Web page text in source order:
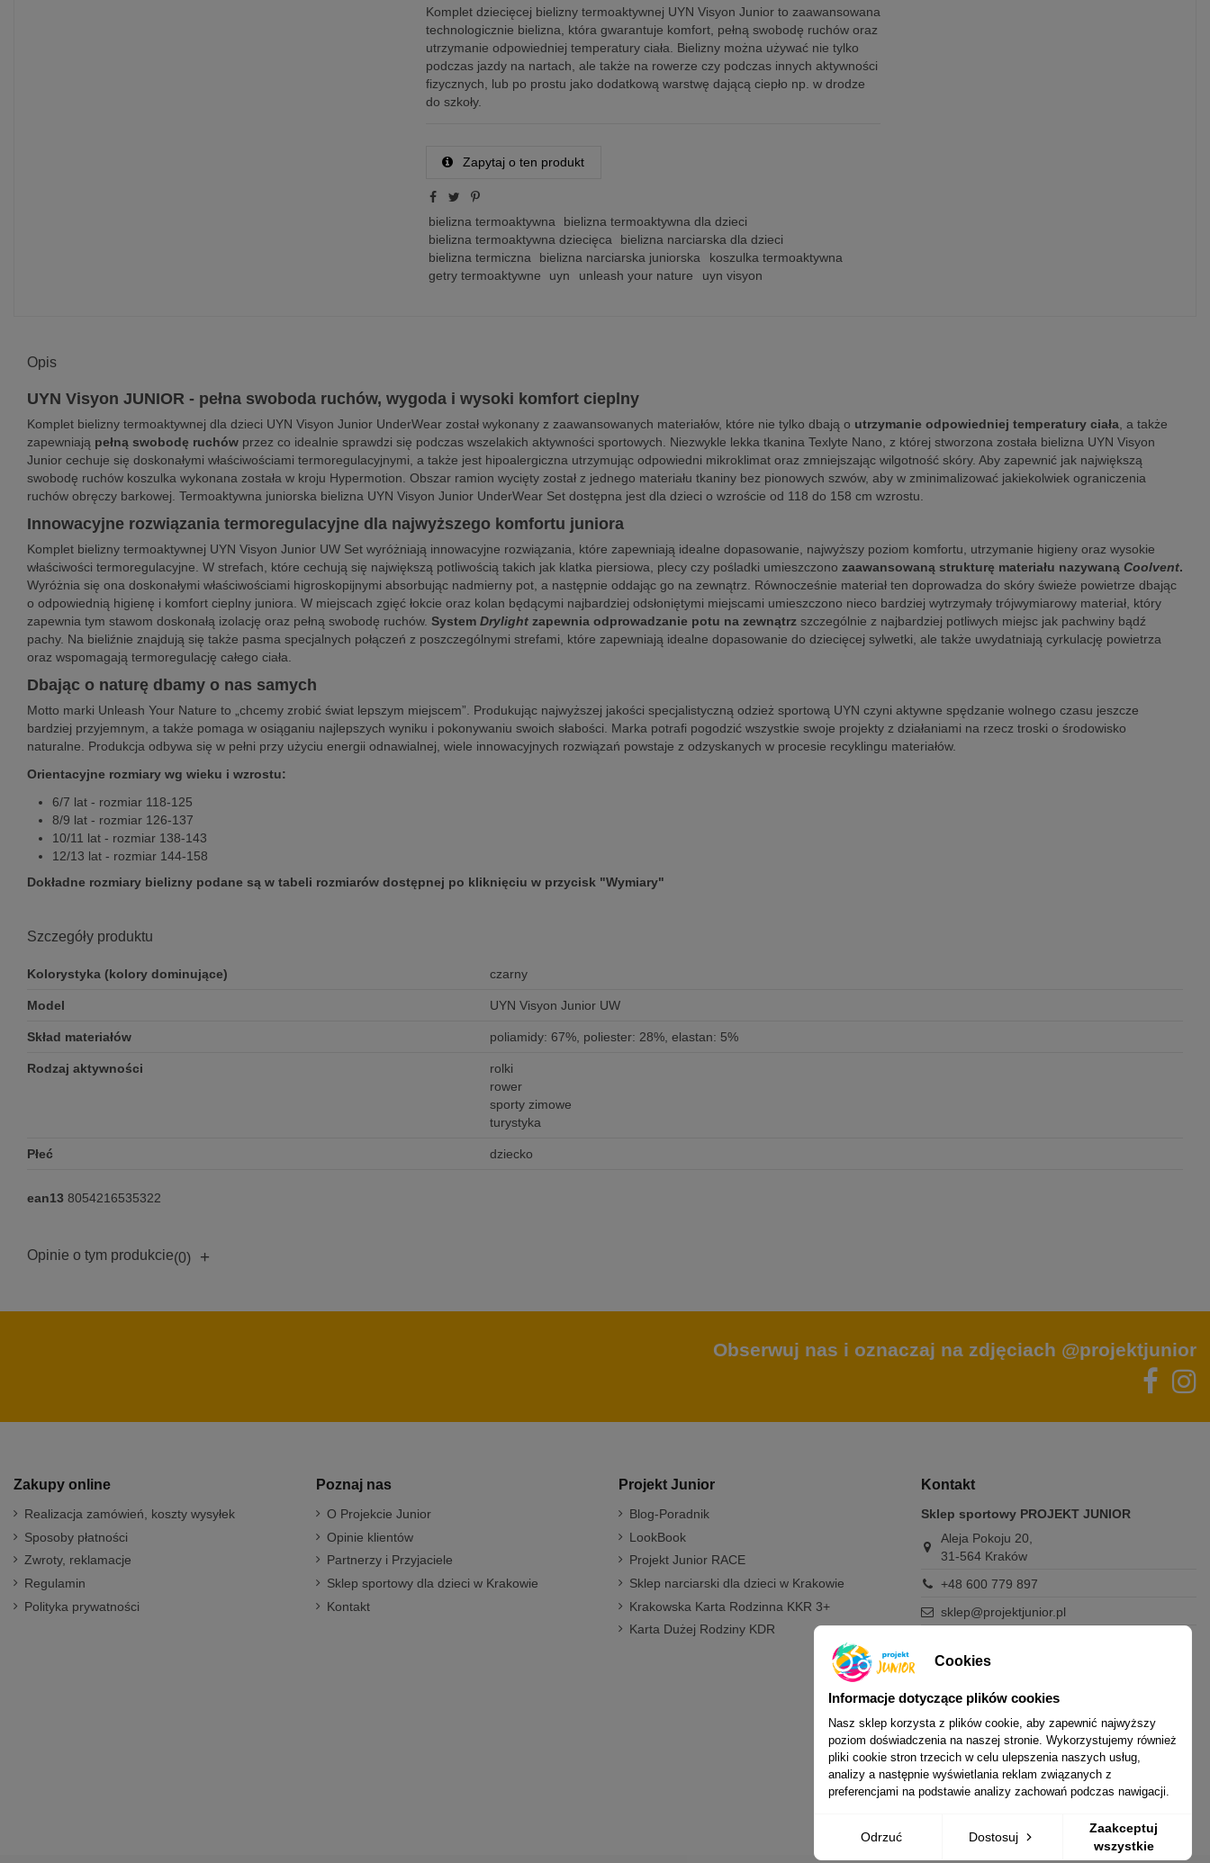
Komplet dziecięcej bielizny termoaktywnej UYN Visyon Junior to zaawansowana
technologicznie bielizna, która gwarantuje komfort, pełną swobodę ruchów oraz
utrzymanie odpowiedniej temperatury ciała. Bielizny można używać nie tylko
podczas jazdy na nartach, ale także na rowerze czy podczas innych aktywności
fizycznych, lub po prostu jako dodatkową warstwę dającą ciepło np. w drodze
do szkoły.
Zapytaj o ten produkt
bielizna termoaktywna
bielizna termoaktywna dla dzieci
bielizna termoaktywna dziecięca
bielizna narciarska dla dzieci
bielizna termiczna
bielizna narciarska juniorska
koszulka termoaktywna
getry termoaktywne
uyn unleash your nature uyn visyon
Opis
UYN Visyon JUNIOR - pełna swoboda ruchów, wygoda i wysoki komfort cieplny
Komplet bielizny termoaktywnej dla dzieci UYN Visyon Junior UnderWear został wykonany z zaawansowanych materiałów, które nie tylko dbają o utrzymanie odpowiedniej temperatury ciała , a także
zapewniają pełną swobodę ruchów przez co idealnie sprawdzi się podczas wszelakich aktywności sportowych. Niezwykle lekka tkanina Texlyte Nano, z której stworzona została bielizna UYN Visyon
Junior cechuje się doskonałymi właściwościami termoregulacyjnymi, a także jest hipoalergiczna utrzymując odpowiedni mikroklimat oraz zmniejszając wilgotność skóry. Aby zapewnić jak największą
swobodę ruchów koszulka wykonana została w kroju Hypermotion. Obszar ramion wycięty został z jednego materiału tkaniny bez pionowych szwów, aby w zminimalizować jakiekolwiek ograniczenia
ruchów obręczy barkowej. Termoaktywna juniorska bielizna UYN Visyon Junior UnderWear Set dostępna jest dla dzieci o wzroście od 118 do 158 cm wzrostu.
Innowacyjne rozwiązania termoregulacyjne dla najwyższego komfortu juniora
Komplet bielizny termoaktywnej UYN Visyon Junior UW Set wyróżniają innowacyjne rozwiązania, które zapewniają idealne dopasowanie, najwyższy poziom komfortu, utrzymanie higieny oraz wysokie
właściwości termoregulacyjne. W strefach, które cechują się największą potliwością takich jak klatka piersiowa, plecy czy pośladki umieszczono zaawansowaną strukturę materiału nazywaną Coolvent.
Wyróżnia się ona doskonałymi właściwościami higroskopijnymi absorbując nadmierny pot, a następnie oddając go na zewnątrz. Równocześnie materiał ten doprowadza do skóry świeże powietrze dbając
o odpowiednią higienę i komfort cieplny juniora. W miejscach zgięć łokcie oraz kolan będącymi najbardziej odsłoniętymi miejscami umieszczono nieco bardziej wytrzymały trójwymiarowy materiał, który
zapewnia tym stawom doskonałą izolację oraz pełną swobodę ruchów. System Drylight zapewnia odprowadzanie potu na zewnątrz szczególnie z najbardziej potliwych miejsc jak pachwiny bądź
pachy. Na bieliźnie znajdują się także pasma specjalnych połączeń z poszczególnymi strefami, które zapewniają idealne dopasowanie do dziecięcej sylwetki, ale także uwydatniają cyrkulację powietrza
oraz wspomagają termoregulację całego ciała.
Dbając o naturę dbamy o nas samych
Motto marki Unleash Your Nature to „chcemy zrobić świat lepszym miejscem”. Produkując najwyższej jakości specjalistyczną odzież sportową UYN czyni aktywne spędzanie wolnego czasu jeszcze
bardziej przyjemnym, a także pomaga w osiąganiu najlepszych wyniku i pokonywaniu swoich słabości. Marka potrafi pogodzić wszystkie swoje projekty z działaniami na rzecz troski o środowisko
naturalne. Produkcja odbywa się w pełni przy użyciu energii odnawialnej, wiele innowacyjnych rozwiązań powstaje z odzyskanych w procesie recyklingu materiałów.
Orientacyjne rozmiary wg wieku i wzrostu:
6/7 lat - rozmiar 118-125
8/9 lat - rozmiar 126-137
10/11 lat - rozmiar 138-143
12/13 lat - rozmiar 144-158
Dokładne rozmiary bielizny podane są w tabeli rozmiarów dostępnej po kliknięciu w przycisk "Wymiary"
Szczegóły produktu
Kolorystyka (kolory dominujące) czarny
Model UYN Visyon Junior UW
Skład materiałów poliamidy: 67%, poliester: 28%, elastan: 5%
Rodzaj aktywności
rolki
rower
sporty zimowe
turystyka
Płeć dziecko
ean13 8054216535322
Opinie o tym produkcie(0) +
Obserwuj nas i oznaczaj na zdjęciach @projektjunior
Zakupy online
Realizacja zamówień, koszty wysyłek
Sposoby płatności
Zwroty, reklamacje
Regulamin
Polityka prywatności
Poznaj nas
O Projekcie Junior
Opinie klientów
Partnerzy i Przyjaciele
Sklep sportowy dla dzieci w Krakowie
Kontakt
Projekt Junior
Blog-Poradnik
LookBook
Projekt Junior RACE
Sklep narciarski dla dzieci w Krakowie
Krakowska Karta Rodzinna KKR 3+
Karta Dużej Rodziny KDR
Kontakt
Sklep sportowy PROJEKT JUNIOR
Aleja Pokoju 20,
31-564 Kraków
+48 600 779 897
sklep@projektjunior.pl
poniedziałek - piątek: 11.00-19.00
niedziela (każda): nieczynne
Nie odpowiadamy na wiadomości SMS. W
sprawach dotyczących zamówień i oferty
prosimy o kontakt mailowy, telefoniczny lub
przez Messenger.
Cookies
Informacje dotyczące plików cookies
Nasz sklep korzysta z plików cookie, aby zapewnić najwyższy
poziom doświadczenia na naszej stronie. Wykorzystujemy również
pliki cookie stron trzecich w celu ulepszenia naszych usług,
analizy a następnie wyświetlania reklam związanych z
preferencjami na podstawie analizy zachowań podczas nawigacji.
Odrzuć Dostosuj
Zaakceptuj
wszystkie